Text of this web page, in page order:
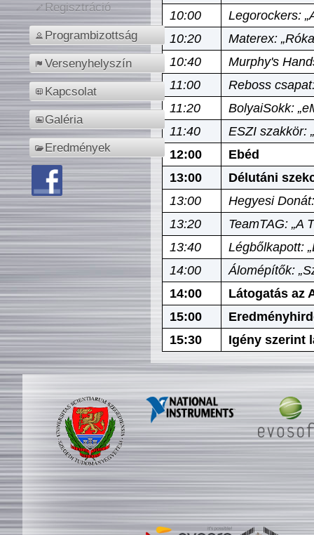
Regisztráció
Programbizottság
Versenyhelyszín
Kapcsolat
Galéria
Eredmények
10:00
Legorockers:
10:20
Materex:
10:40
Murphy's
11:00
Reboss
11:20
BolyaiSokk:
11:40
ESZI szakkör:
12:00
Ebéd
13:00
Délutáni
13:00
Hegyesi
13:20
TeamTAG: „A
13:40
Légbőlkapott:
14:00
Álomépítők:
14:00
Látogatás az
15:00
15:30
Igény szerint